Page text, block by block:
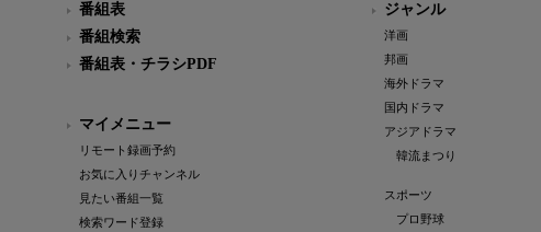
番組表
番組検索
番組表・チラシPDF
マイメニュー
リモート録画予約
お気に入りチャンネル
見たい番組一覧
検索ワード登録
ジャンル
洋画
邦画
海外ドラマ
国内ドラマ
アジアドラマ
韓流まつり
スポーツ
プロ野球